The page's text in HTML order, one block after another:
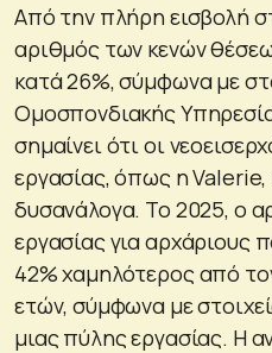
Από την πλήρη εισβολή
αριθμός των κενών
κατά 26%, σύμφωνα με
Ομοσπονδιακής
σημαίνει ότι οι
εργασίας, όπως η
δυσανάλογα. Το 2025, ο
εργασίας για αρχάριους
42% χαμηλότερος από
ετών, σύμφωνα με
μιας πύλης εργασίας. Η